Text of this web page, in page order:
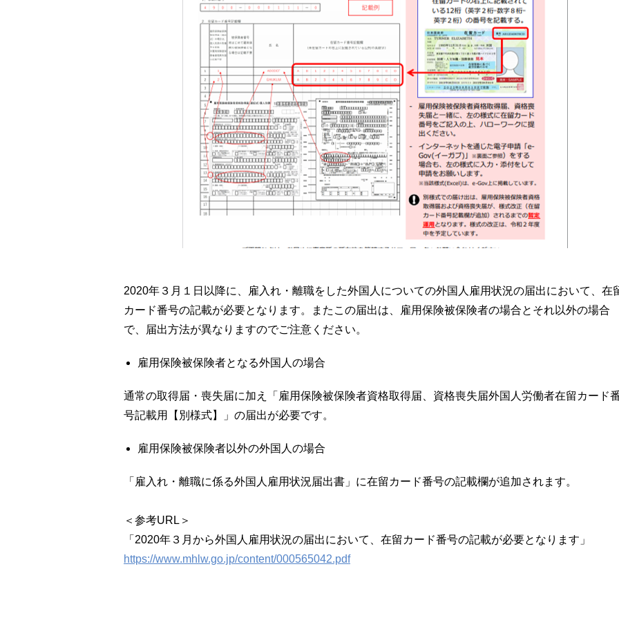
2020年３月１日以降に、雇入れ・離職をした外国人についての外国人雇用状況の届出において、在
カード番号の記載が必要となります。またこの届出は、雇用保険被保険者の場合とそれ以外の場合
で、届出方法が異なりますのでご注意ください。
雇用保険被保険者となる外国人の場合
通常の取得届・喪失届に加え「雇用保険被保険者資格取得届、資格喪失届外国人労働者在留カード
号記載用【別様式】」の届出が必要です。
雇用保険被保険者以外の外国人の場合
「雇入れ・離職に係る外国人雇用状況届出書」に在留カード番号の記載欄が追加されます。
＜参考URL＞
「2020年３月から外国人雇用状況の届出において、在留カード番号の記載が必要となります」
https://www.mhlw.go.jp/content/000565042.pdf